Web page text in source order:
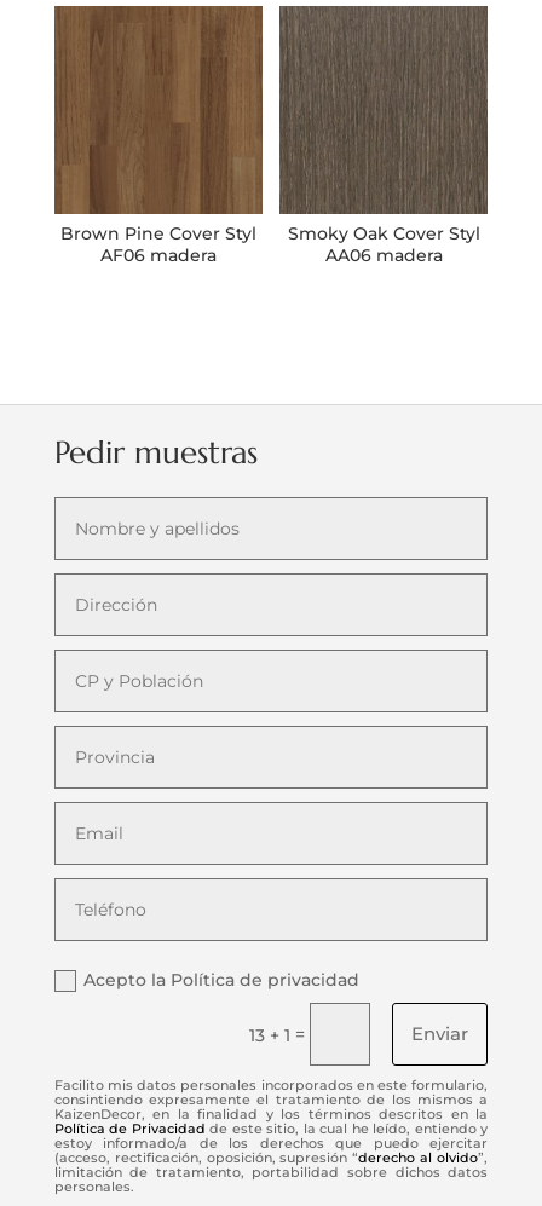
Brown Pine Cover Styl
AF06 madera
Smoky Oak Cover Styl
AA06 madera
Pedir muestras
Acepto la Política de privacidad
13 + 1 = Enviar
Facilito mis datos personales incorporados en este formulario,
consintiendo expresamente el tratamiento de los mismos a
KaizenDecor, en la finalidad y los términos descritos en la
Política de Privacidad de este sitio, la cual he leído, entiendo y
estoy informado/a de los derechos que puedo ejercitar
(acceso, rectificación, oposición, supresión “derecho al olvido”,
limitación de tratamiento, portabilidad sobre dichos datos
personales.